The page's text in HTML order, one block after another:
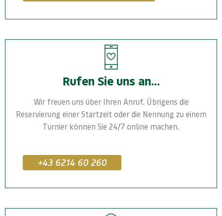
Rufen Sie uns an...
Wir freuen uns über Ihren Anruf. Übrigens die
Reservierung einer Startzeit oder die Nennung zu einem
Turnier können Sie 24/7 online machen.
+43 6214 60 260